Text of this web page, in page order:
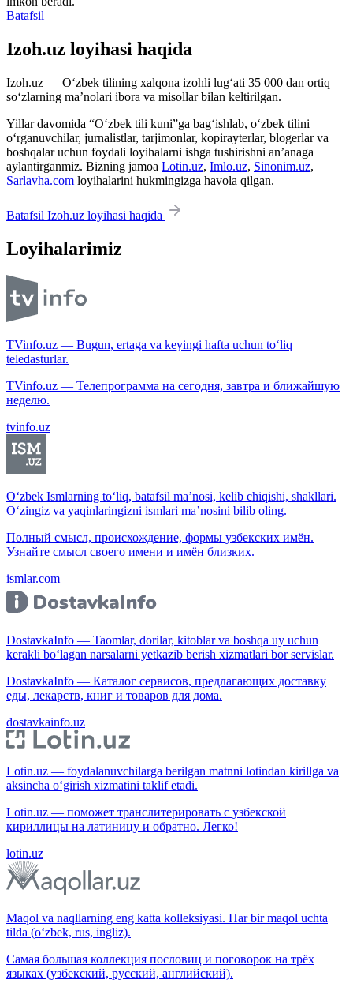
Batafsil
Izoh.uz loyihasi haqida
Izoh.uz — O‘zbek tilining xalqona izohli lug‘ati 35 000 dan ortiq
so‘zlarning ma’nolari ibora va misollar bilan keltirilgan.
Yillar davomida “O‘zbek tili kuni”ga bag‘ishlab, o‘zbek tilini
o‘rganuvchilar, jurnalistlar, tarjimonlar, kopirayterlar, blogerlar va
boshqalar uchun foydali loyihalarni ishga tushirishni an’anaga
aylantirganmiz. Bizning jamoa Lotin.uz, Imlo.uz, Sinonim.uz,
Sarlavha.com loyihalarini hukmingizga havola qilgan.
Batafsil Izoh.uz loyihasi haqida
Loyihalarimiz
TVinfo.uz — Bugun, ertaga va keyingi hafta uchun to‘liq
teledasturlar.
TVinfo.uz — Телепрограмма на сегодня, завтра и ближайшую
неделю.
tvinfo.uz
O‘zbek Ismlarning to‘liq, batafsil ma’nosi, kelib chiqishi, shakllari.
O‘zingiz va yaqinlaringizni ismlari ma’nosini bilib oling.
Полный смысл, происхождение, формы узбекских имён.
Узнайте смысл своего имени и имён близких.
ismlar.com
DostavkaInfo — Taomlar, dorilar, kitoblar va boshqa uy uchun
kerakli bo‘lagan narsalarni yetkazib berish xizmatlari bor servislar.
DostavkaInfo — Каталог сервисов, предлагающих доставку
еды, лекарств, книг и товаров для дома.
dostavkainfo.uz
Lotin.uz — foydalanuvchilarga berilgan matnni lotindan kirillga va
aksincha o‘girish xizmatini taklif etadi.
Lotin.uz — поможет транслитерировать с узбекской
кириллицы на латиницу и обратно. Легко!
lotin.uz
Maqol va naqllarning eng katta kolleksiyasi. Har bir maqol uchta
tilda (o‘zbek, rus, ingliz).
Самая большая коллекция пословиц и поговорок на трёх
языках (узбекский, русский, английский).